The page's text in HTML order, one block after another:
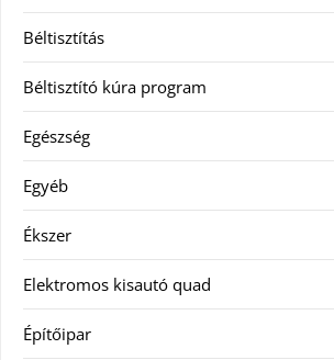
Béltisztítás
Béltisztító kúra program
Egészség
Egyéb
Ékszer
Elektromos kisautó quad
Építőipar